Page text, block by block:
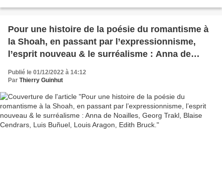
Pour une histoire de la poésie du romantisme à
la Shoah, en passant par l’expressionnisme,
l’esprit nouveau & le surréalisme : Anna de
Noailles, Georg Trakl, Blaise Cendrars, Luis
Buñuel, Louis Aragon, Edith Bruck.
Publié le 01/12/2022 à 14:12
Par Thierry Guinhut